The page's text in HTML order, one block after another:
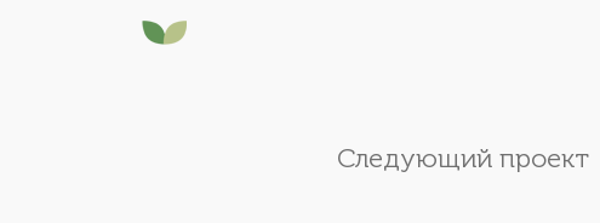
Следующий проект